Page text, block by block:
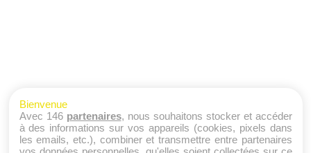
Bienvenue
Avec 146 partenaires, nous souhaitons stocker et accéder
à des informations sur vos appareils (cookies, pixels dans
les emails, etc.), combiner et transmettre entre partenaires